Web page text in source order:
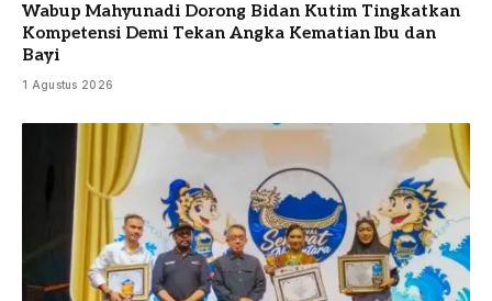
Wabup Mahyunadi Dorong Bidan Kutim Tingkatkan
Kompetensi Demi Tekan Angka Kematian Ibu dan
Bayi
1 Agustus 2026